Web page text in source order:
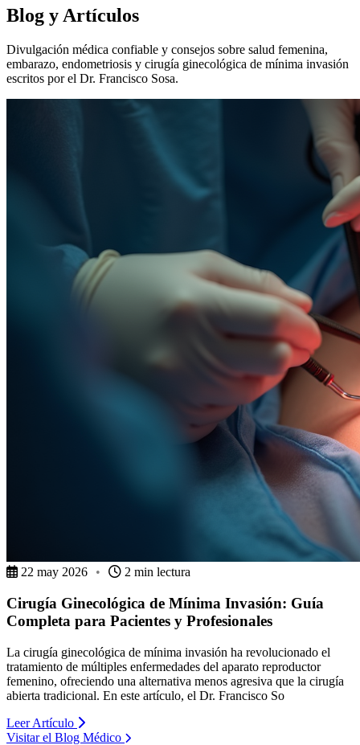
Blog y Artículos
Divulgación médica confiable y consejos sobre salud femenina,
embarazo, endometriosis y cirugía ginecológica de mínima invasión
escritos por el Dr. Francisco Sosa.
22 may 2026 • 2 min lectura
Cirugía Ginecológica de Mínima Invasión: Guía
Completa para Pacientes y Profesionales
La cirugía ginecológica de mínima invasión ha revolucionado el
tratamiento de múltiples enfermedades del aparato reproductor
femenino, ofreciendo una alternativa menos agresiva que la cirugía
abierta tradicional. En este artículo, el Dr. Francisco So
Leer Artículo
Visitar el Blog Médico